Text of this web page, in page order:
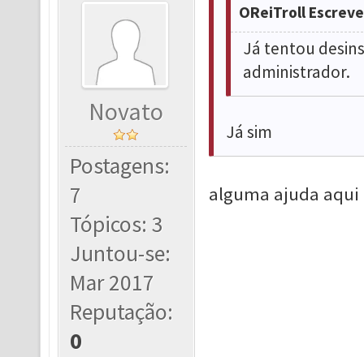
Novato
Postagens:
7
Tópicos: 3
Juntou-se:
Mar 2017
Reputação:
0
OReiTroll
Já tentou
administrador.
Já sim
alguma ajuda